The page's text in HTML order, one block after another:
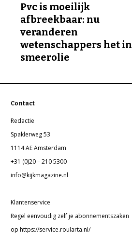
Pvc is moeilijk
afbreekbaar: nu
veranderen
wetenschappers het in
smeerolie
Contact
Redactie
Spaklerweg 53
1114 AE Amsterdam
+31 (0)20 – 210 5300
info@kijkmagazine.nl
Klantenservice
Regel eenvoudig zelf je abonnementszaken
op https://service.roularta.nl/